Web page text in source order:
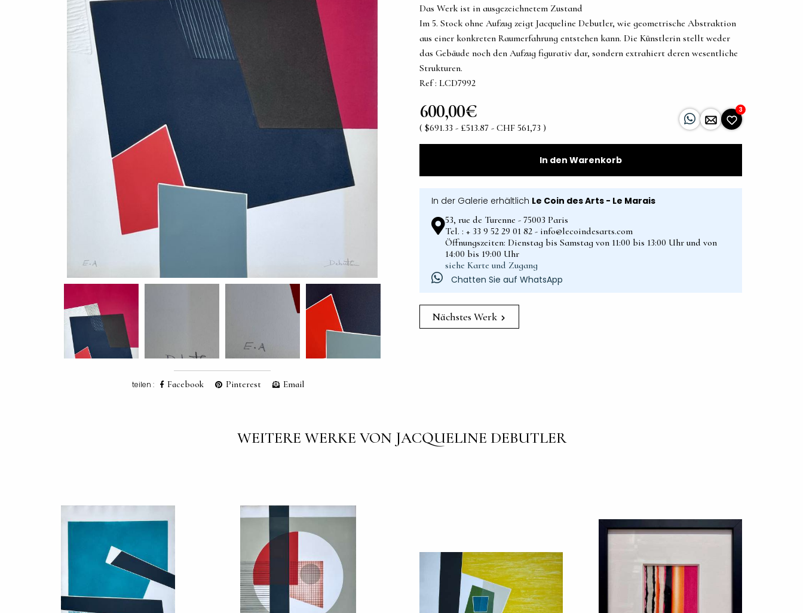
teilen : Facebook Pinterest Email
Das Werk ist in ausgezeichnetem Zustand
Im 5. Stock ohne Aufzug zeigt Jacqueline Debutler, wie geometrische Abstraktion
aus einer konkreten Raumerfahrung entstehen kann. Die Künstlerin stellt weder
das Gebäude noch den Aufzug figurativ dar, sondern extrahiert deren wesentliche
Strukturen.
Ref : LCD7992
600,00€
( $691.33 - £513.87 - CHF 561,73 )
3
In den Warenkorb
In der Galerie erhältlich Le Coin des Arts - Le Marais
53, rue de Turenne - 75003 Paris
Tel. : + 33 9 52 29 01 82 - info@lecoindesarts.com
Öffnungszeiten: Dienstag bis Samstag von 11:00 bis 13:00 Uhr und von
14:00 bis 19:00 Uhr
siehe Karte und Zugang
Chatten Sie auf WhatsApp
Nächstes Werk
WEITERE WERKE VON JACQUELINE DEBUTLER